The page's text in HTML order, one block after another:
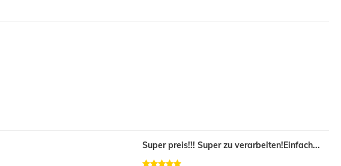
Super preis!!! Super zu verarbeiten!Einfach...